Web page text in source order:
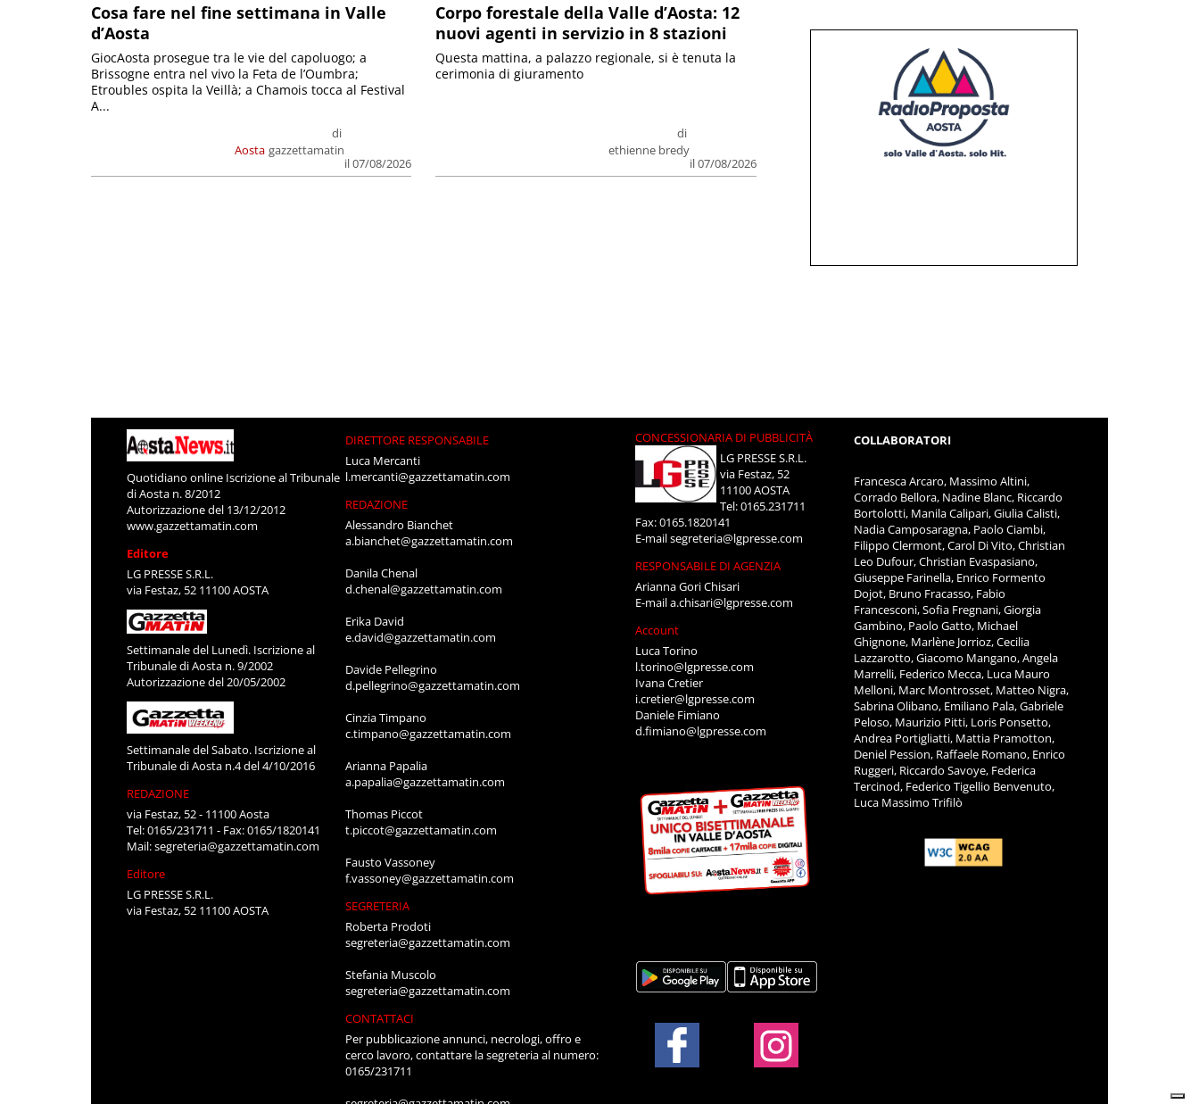
Cosa fare nel fine settimana in Valle
d’Aosta
Aosta
di
gazzettamatin
il 07/08/2026
GiocAosta prosegue tra le vie del capoluogo; a
Brissogne entra nel vivo la Feta de l’Oumbra;
Etroubles ospita la Veillà; a Chamois tocca al Festival
A...
Corpo forestale della Valle d’Aosta: 12
nuovi agenti in servizio in 8 stazioni
di
ethienne bredy
il 07/08/2026
Questa mattina, a palazzo regionale, si è tenuta la
cerimonia di giuramento
Quotidiano online Iscrizione al Tribunale
di Aosta n. 8/2012
Autorizzazione del 13/12/2012
www.gazzettamatin.com
Editore
LG PRESSE S.R.L.
via Festaz, 52 11100 AOSTA
Settimanale del Lunedì. Iscrizione al
Tribunale di Aosta n. 9/2002
Autorizzazione del 20/05/2002
Settimanale del Sabato. Iscrizione al
Tribunale di Aosta n.4 del 4/10/2016
REDAZIONE
via Festaz, 52 - 11100 Aosta
Tel: 0165/231711 - Fax: 0165/1820141
Mail:segreteria@gazzettamatin.com
Editore
LG PRESSE S.R.L.
via Festaz, 52 11100 AOSTA
DIRETTORE RESPONSABILE
Luca Mercanti
l.mercanti@gazzettamatin.com
REDAZIONE
Alessandro Bianchet
a.bianchet@gazzettamatin.com
Danila Chenal
d.chenal@gazzettamatin.com
Erika David
e.david@gazzettamatin.com
Davide Pellegrino
d.pellegrino@gazzettamatin.com
Cinzia Timpano
c.timpano@gazzettamatin.com
Arianna Papalia
a.papalia@gazzettamatin.com
Thomas Piccot
t.piccot@gazzettamatin.com
Fausto Vassoney
f.vassoney@gazzettamatin.com
SEGRETERIA
Roberta Prodoti
segreteria@gazzettamatin.com
Stefania Muscolo
segreteria@gazzettamatin.com
CONTATTACI
Per pubblicazione annunci, necrologi, offro e
cerco lavoro, contattare la segreteria al numero:
0165/231711
CONCESSIONARIA DI PUBBLICITÀ
LG PRESSE S.R.L.
via Festaz, 52
11100 AOSTA
Tel: 0165.231711
Fax: 0165.1820141
E-mailsegreteria@lgpresse.com
RESPONSABILE DI AGENZIA
Arianna Gori Chisari
E-maila.chisari@lgpresse.com
Account
Luca Torino
l.torino@lgpresse.com
Ivana Cretier
i.cretier@lgpresse.com
Daniele Fimiano
d.fimiano@lgpresse.com
COLLABORATORI
Francesca Arcaro, Massimo Altini,
Corrado Bellora, Nadine Blanc, Riccardo
Bortolotti, Manila Calipari, Giulia Calisti,
Nadia Camposaragna, Paolo Ciambi,
Filippo Clermont, Carol Di Vito, Christian
Leo Dufour, Christian Evaspasiano,
Giuseppe Farinella, Enrico Formento
Dojot, Bruno Fracasso, Fabio
Francesconi, Sofia Fregnani, Giorgia
Gambino, Paolo Gatto, Michael
Ghignone, Marlène Jorrioz, Cecilia
Lazzarotto, Giacomo Mangano, Angela
Marrelli, Federico Mecca, Luca Mauro
Melloni, Marc Montrosset, Matteo Nigra,
Sabrina Olibano, Emiliano Pala, Gabriele
Peloso, Maurizio Pitti, Loris Ponsetto,
Andrea Portigliatti, Mattia Pramotton,
Deniel Pession, Raffaele Romano, Enrico
Ruggeri, Riccardo Savoye, Federica
Tercinod, Federico Tigellio Benvenuto,
Luca Massimo Trifilò